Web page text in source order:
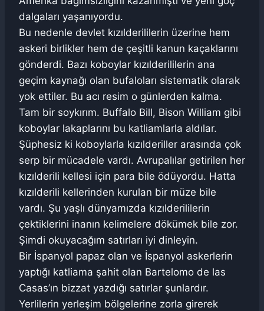
dalgaları yaşanıyordu.
Bu nedenle devlet kızılderililerin üzerine hem
askeri birlikler hem de çeşitli kanun kaçaklarını
gönderdi. Bazı koboylar kızılderililerin ana
geçim kaynağı olan bufaloları sistematik olarak
yok ettiler. Bu acı resim o günlerden kalma.
Tam bir soykırım. Buffalo Bill, Bison William gibi
koboylar lakaplarını bu katliamlarla aldılar.
Şüphesiz ki koboylarla kızılderiller arasında çok
serp bir mücadele vardı. Avrupalılar getirilen her
kızılderili kellesi için para bile ödüyordu. Hatta
kızılderili kellerinden kurulan bir müze bile
vardı. Şu yaşlı dünyamızda kızılderililerin
çektiklerini inanın kelimelere dökümek bile zor.
Şimdi okuyacağım satırları iyi dinleyin.
Bir İspanyol papaz olan ve İspanyol askerlerin
yaptığı katliama şahit olan Bartelomo de las
Casas’ın bizzat yazdığı satırlar şunlardır.
Yerlilerin yerleşim bölgelerine zorla girerek